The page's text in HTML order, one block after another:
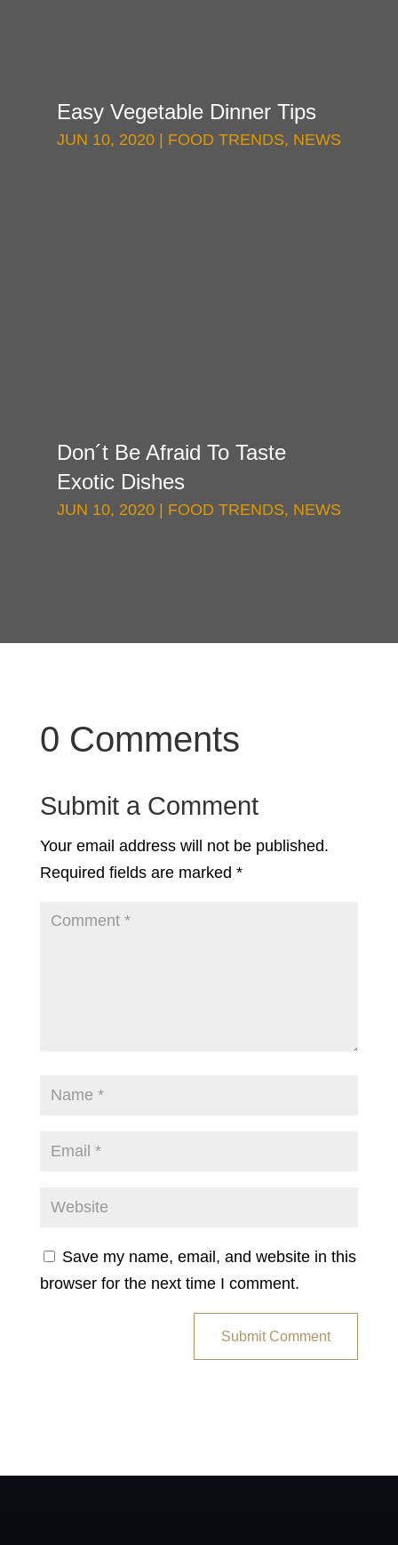
Easy Vegetable Dinner Tips
JUN 10, 2020| FOOD TRENDS, NEWS
Don´t Be Afraid To Taste
Exotic Dishes
JUN 10, 2020| FOOD TRENDS, NEWS
0 Comments
Submit a Comment
Your email address will not be published.
Required fields are marked *
Save my name, email, and website in this
browser for the next time I comment.
Submit Comment